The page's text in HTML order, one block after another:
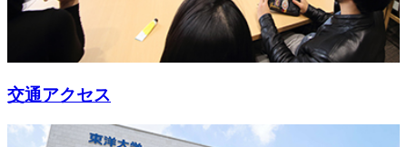
交通アクセス